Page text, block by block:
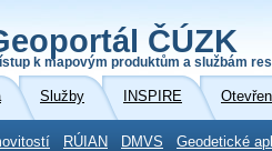
ČÚZK
k mapovým produktům a službám
Služby INSPIRE
RÚIAN DMVS Geodetické